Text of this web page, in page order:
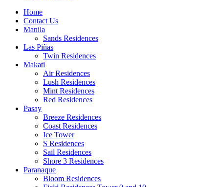
Home
Contact Us
Manila
Sands Residences
Las Piñas
Twin Residences
Makati
Air Residences
Lush Residences
Mint Residences
Red Residences
Pasay
Breeze Residences
Coast Residences
Ice Tower
S Residences
Sail Residences
Shore 3 Residences
Paranaque
Bloom Residences